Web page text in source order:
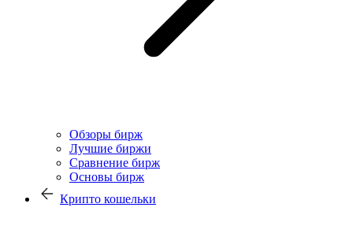
Обзоры бирж
Лучшие биржи
Сравнение бирж
Основы бирж
Крипто кошельки